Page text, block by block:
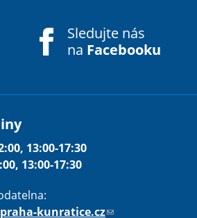
Sen Pri
Sledujte nás
na Facebooku
13:00-17:30
13:00-17:30
kunratice.cz(